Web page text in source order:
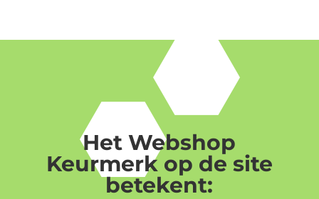
Het Webshop
Keurmerk op de site
betekent: